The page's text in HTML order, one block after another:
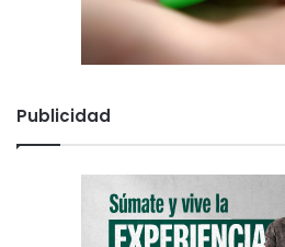
Publicidad